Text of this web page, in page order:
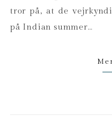
tror på, at de
på Indian summer…